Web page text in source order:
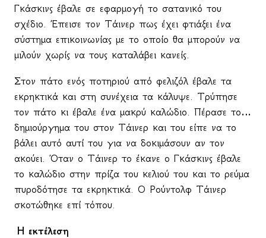
Γκάσκινς έβαλε σε εφαρμογή το σατανικό του
σχέδιο. Έπεισε τον Τάινερ πως έχει φτιάξει ένα
σύστημα επικοινωνίας με το οποίο θα μπορούν να
μιλούν χωρίς να τους καταλάβει κανείς.
Στον πάτο ενός ποτηριού από φελιζόλ έβαλε τα
εκρηκτικά και στη συνέχεια τα κάλυψε. Τρύπησε
τον πάτο κι έβαλε ένα μακρύ καλώδιο. Πέρασε το…
δημιούργημα του στον Τάινερ και του είπε να το
βάλει αυτό αυτί του για να δοκιμάσουν αν τον
ακούει. Όταν ο Τάινερ το έκανε ο Γκάσκινς έβαλε
το καλώδιο στην πρίζα του κελιού του και το ρεύμα
πυροδότησε τα εκρηκτικά. Ο Ρούντολφ Τάινερ
σκοτώθηκε επί τόπου.
Η εκτέλεση